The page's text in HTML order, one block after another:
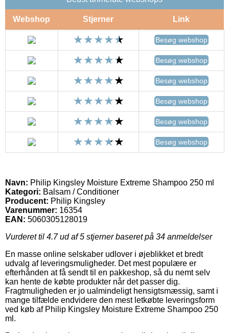
Webshop Stjerner Link
Besøg webshop
Besøg webshop
Besøg webshop
Besøg webshop
Besøg webshop
Besøg webshop
Navn: Philip Kingsley Moisture Extreme Shampoo 250 ml
Kategori: Balsam / Conditioner
Producent: Philip Kingsley
Varenummer: 16354
EAN: 5060305128019
Vurderet til 4.7ud af 5 stjerner baseret på 34 anmeldelser
En masse online selskaber udlover i øjeblikket et bredt
udvalg af leveringsmuligheder. Det mest populære er
efterhånden at få sendt til en pakkeshop, så du nemt selv
kan hente de købte produkter når det passer dig.
Fragtmuligheden er jo ualmindeligt hensigtsmæssig, samt i
mange tilfælde endvidere den mest letkøbte leveringsform
ved køb af Philip Kingsley Moisture Extreme Shampoo 250
ml.